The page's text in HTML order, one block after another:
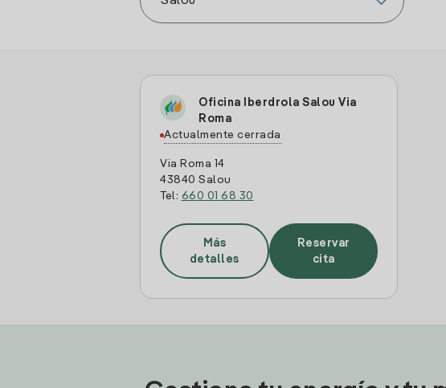
Oficina Iberdrola Salou Via
Roma
Actualmente cerrada
Via Roma 14
43840 Salou
Tel: 660 01 68 30
Más
detalles
Reservar
cita